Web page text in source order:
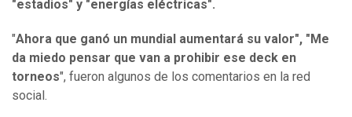
"estadios" y "energías eléctricas".
"Ahora que ganó un mundial aumentará su valor", "Me
da miedo pensar que van a prohibir ese deck en
torneos", fueron algunos de los comentarios en la red
social.